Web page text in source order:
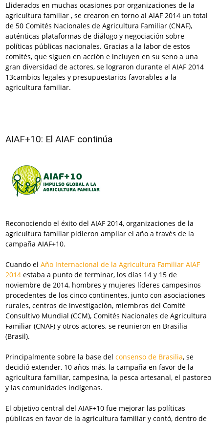
Lliderados en muchas ocasiones por organizaciones de la
agricultura familiar , se crearon en torno al AIAF 2014 un total
de 50 Comités Nacionales de Agricultura Familiar (CNAF),
auténticas plataformas de diálogo y negociación sobre
políticas públicas nacionales. Gracias a la labor de estos
comités, que siguen en acción e incluyen en su seno a una
gran diversidad de actores, se lograron durante el AIAF 2014
13cambios legales y presupuestarios favorables a la
agricultura familiar.
AIAF+10: El AIAF continúa
Reconociendo el éxito del AIAF 2014, organizaciones de la
agricultura familiar pidieron ampliar el año a través de la
campaña AIAF+10.
Cuando elAño Internacional de la Agricultura Familiar AIAF
2014 estaba a punto de terminar, los días 14 y 15 de
noviembre de 2014, hombres y mujeres líderes campesinos
procedentes de los cinco continentes, junto con asociaciones
rurales, centros de investigación, miembros del Comité
Consultivo Mundial (CCM), Comités Nacionales de Agricultura
Familiar (CNAF) y otros actores, se reunieron en Brasilia
(Brasil).
Principalmente sobre la base delconsenso de Brasilia, se
decidió extender, 10 años más, la campaña en favor de la
agricultura familiar, campesina, la pesca artesanal, el pastoreo
y las comunidades indígenas.
El objetivo central del AIAF+10 fue mejorar las políticas
públicas en favor de la agricultura familiar y contó, dentro de